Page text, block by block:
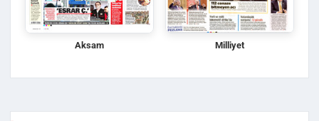
Aksam Milliyet